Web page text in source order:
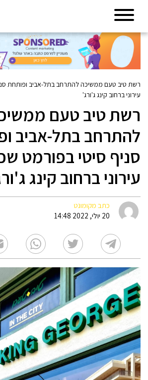
רשת טיב טעם ממשיכה להתרחב בתל-אביב ופותחת
עירוני ברחוב קינג ג'ורג'
רשת טיב טעם
להתרחב בתל-אביב
סניף סיטי בפורמט
עירוני ברחוב קינג
כתב מקומונט
20 יולי, 2022 14:48